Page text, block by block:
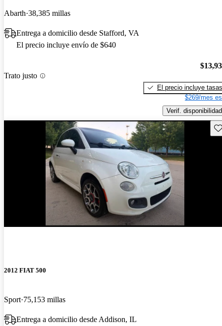
Abarth 38,385 millas
Entrega a domicilio desde Stafford, VA
El precio incluye envío de $640
Trato justo
El precio incluye tasas
$269/mes
Verif. disponibilidad
2012 FIAT 500
Sport 75,153 millas
Entrega a domicilio desde Addison, IL